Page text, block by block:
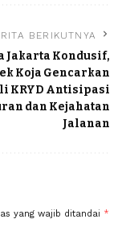
BERIKUTNYA
Jakarta Kondusif,
Koja Gencarkan
KRYD Antisipasi
dan Kejahatan
Jalanan
yang wajib ditandai *